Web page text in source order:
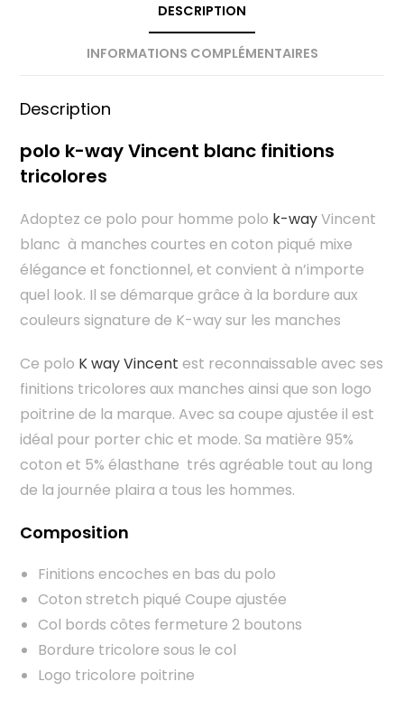
DESCRIPTION
INFORMATIONS COMPLÉMENTAIRES
Description
polo k-way Vincent blanc finitions
tricolores
Adoptez ce polo pour homme polo k-wayVincent
blanc à manches courtes en coton piqué mixe
élégance et fonctionnel, et convient à n’importe
quel look. Il se démarque grâce à la bordure aux
couleurs signature de K-way sur les manches
Ce polo K way Vincent est reconnaissable avec ses
finitions tricolores aux manches ainsi que son logo
poitrine de la marque. Avec sa coupe ajustée il est
idéal pour porter chic et mode. Sa matière 95%
coton et 5% élasthane trés agréable tout au long
de la journée plaira a tous les hommes.
Composition
Finitions encoches en bas du polo
Coton stretch piqué Coupe ajustée
Col bords côtes fermeture 2 boutons
Bordure tricolore sous le col
Logo tricolore poitrine